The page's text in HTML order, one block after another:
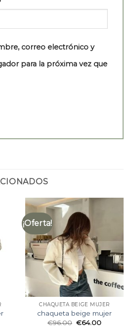
correo electrónico y
para la próxima vez que
¡Oferta!
CHAQUETA BEIGE MUJER
chaqueta beige mujer
€96.00 €64.00